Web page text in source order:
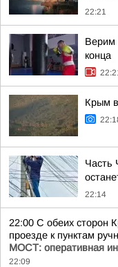
22:21
Верим
конца
Крым
Часть
22:14
22:00 С обеих сторон
проезде к пунктам
МОСТ: оперативная
22:09